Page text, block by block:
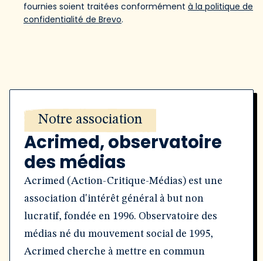
fournies soient traitées conformément à la politique de
confidentialité de Brevo.
Notre association
Acrimed, observatoire
des médias
Acrimed (Action-Critique-Médias) est une
association d'intérêt général à but non
lucratif, fondée en 1996. Observatoire des
médias né du mouvement social de 1995,
Acrimed cherche à mettre en commun